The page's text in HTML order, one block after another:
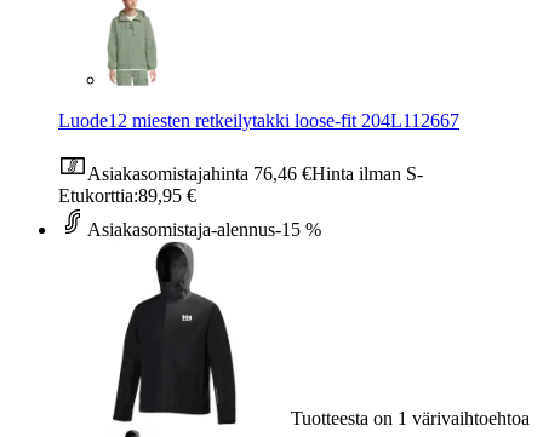
Luode12 miesten retkeilytakki loose-fit 204L112667
Asiakasomistajahinta 76,46 €Hinta ilman S-
Etukorttia:89,95 €
Asiakasomistaja-alennus-15 %
Tuotteesta on 1 värivaihtoehtoa